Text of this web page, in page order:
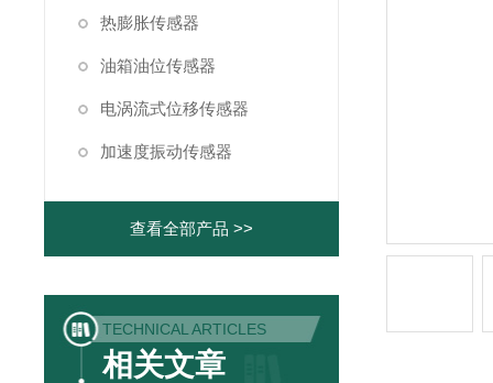
热膨胀传感器
油箱油位传感器
电涡流式位移传感器
加速度振动传感器
查看全部产品 >>
TECHNICAL ARTICLES
相关文章